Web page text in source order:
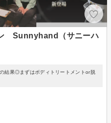
Sunnyhand（サニーハ
結果◎まずはボディトリートメントor脱